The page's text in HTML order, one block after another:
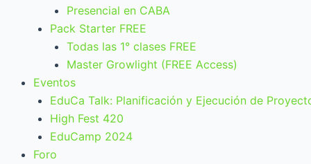
Presencial en CABA
Pack Starter FREE
Todas las 1° clases FREE
Master Growlight (FREE Access)
Eventos
EduCa Talk: Planificación y Ejecución de
High Fest 420
EduCamp 2024
Foro